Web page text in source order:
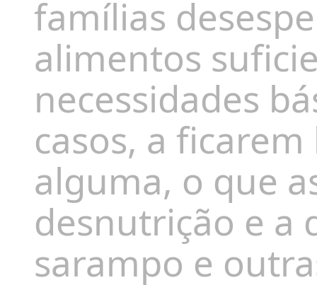
famílias
alimentos
necessidades
casos, a
alguma, o que
desnutrição e a
sarampo e